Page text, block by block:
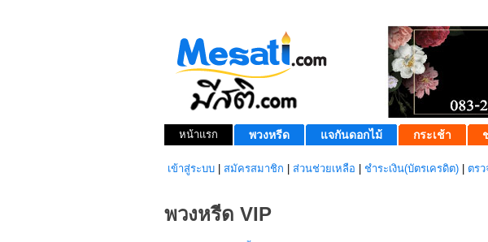
หน้าแรก พวงหรีด แจกันดอกไม้ กระเช้า
เข้าสู่ระบบ สมัครสมาชิก ส่วนช่วยเหลือ ชำระเงิน(บัตรเครดิต) ตร
พวงหรีด VIP